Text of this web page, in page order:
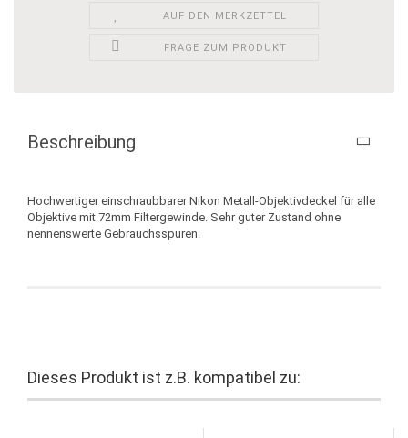
AUF DEN MERKZETTEL
FRAGE ZUM PRODUKT
Beschreibung
Hochwertiger einschraubbarer Nikon Metall-Objektivdeckel für alle
Objektive mit 72mm Filtergewinde. Sehr guter Zustand ohne
nennenswerte Gebrauchsspuren.
Dieses Produkt ist z.B. kompatibel zu: